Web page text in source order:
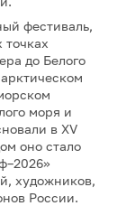
фестиваль,
точках
до Белого
моря и
в XV
оно стало
художников,
России.